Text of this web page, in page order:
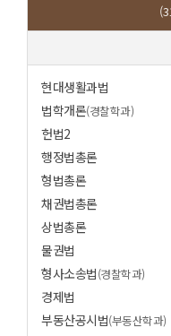
현대생활과법
법학개론(경찰학과)
헌법2
행정법총론
형법총론
채권법총론
상법총론
물권법
형사소송법(경찰학과)
경제법
부동산공시법(부동산학과)